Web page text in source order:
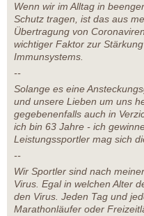
Wenn wir im Alltag in
Schutz tragen, ist das aus
Übertragung von
wichtiger Faktor zur
Immunsystems.
--
Solange es eine
und unsere Lieben um uns
gegebenenfalls auch in
ich bin 63 Jahre - ich
Leistungssportler mag sich
--
Wir Sportler sind nach
Virus. Egal in welchen Alter
den Virus. Jeden Tag und
Marathonläufer oder